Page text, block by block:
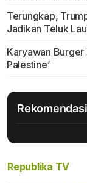
Terungkap,
Jadikan Teluk
Karyawan Burger
Palestine’
Rekomendasi
Republika TV